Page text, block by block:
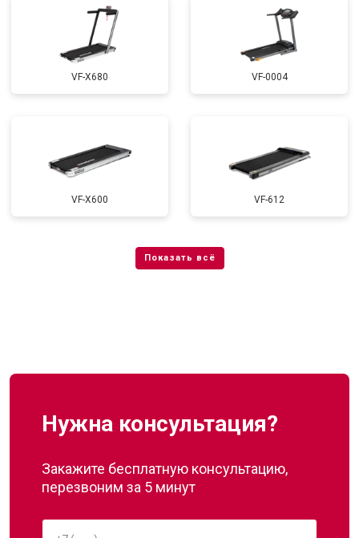
VF-X680 VF-0004
VF-X600 VF-612
Нужна консультация?
Закажите бесплатную консультацию,
перезвоним за 5 минут